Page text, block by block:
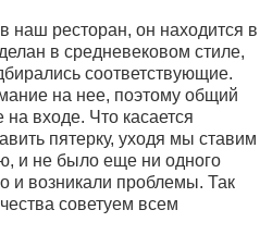
наш ресторан, он находится в
в средневековом стиле,
соответствующие.
на нее, поэтому общий
входе. Что касается
пятерку, уходя мы ставим
и не было еще ни одного
и возникали проблемы. Так
советуем всем